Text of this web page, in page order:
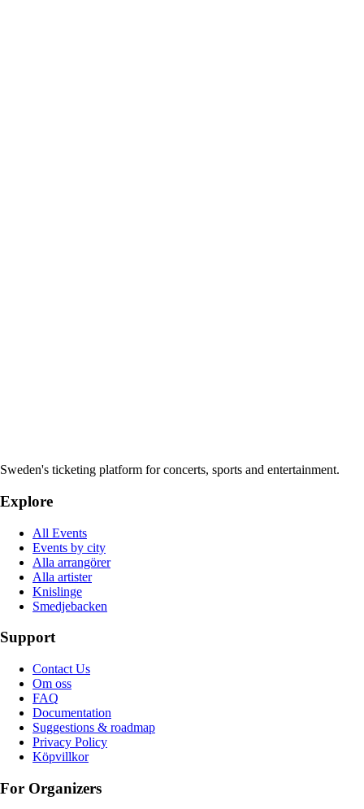
Sweden's ticketing platform for concerts, sports and entertainment.
Explore
All Events
Events by city
Alla arrangörer
Alla artister
Knislinge
Smedjebacken
Support
Contact Us
Om oss
FAQ
Documentation
Suggestions & roadmap
Privacy Policy
Köpvillkor
For Organizers